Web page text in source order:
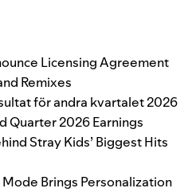
Licensing Agreement
Remixes
för andra kvartalet 2026
Quarter 2026 Earnings
Stray Kids’ Biggest Hits
Mode Brings Personalization